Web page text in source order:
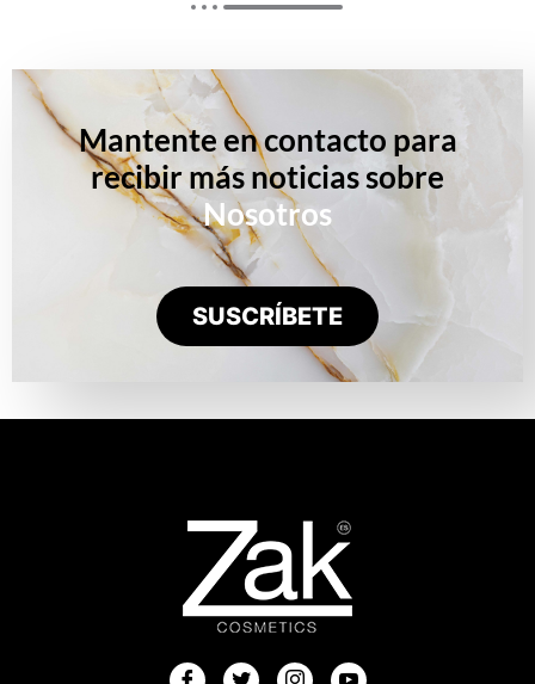
Mantente en contacto para
recibir más noticias sobre
Nosotros
SUSCRÍBETE